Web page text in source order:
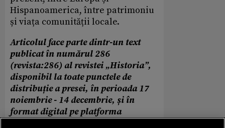
Hispanoamerica, între patrimoniu
și viața comunității locale.
Articolul face parte dintr-un text
publicat în numărul 286
(revista:286) al revistei „Historia”,
disponibil la toate punctele de
distribuție a presei, în perioada 17
noiembrie - 14 decembrie, și în
format digital pe platforma